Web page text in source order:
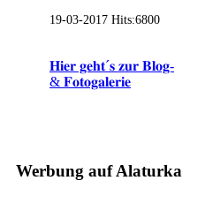
19-03-2017 Hits:6800
𝐇𝐢𝐞𝐫 𝐠𝐞𝐡𝐭´𝐬 𝐳𝐮𝐫 𝐁𝐥𝐨𝐠-
& 𝐅𝐨𝐭𝐨𝐠𝐚𝐥𝐞𝐫𝐢𝐞
Werbung auf Alaturka